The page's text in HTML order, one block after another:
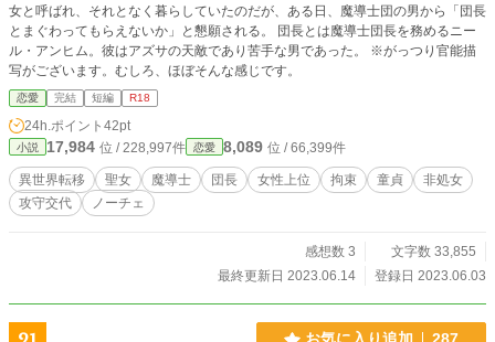
女と呼ばれ、それとなく暮らしていたのだが、ある日、魔導士団の男から「団長
とまぐわってもらえないか」と懇願される。 団長とは魔導士団長を務めるニー
ル・アンヒム。彼はアズサの天敵であり苦手な男であった。 ※がっつり官能描
写がございます。むしろ、ほぼそんな感じです。
恋愛 完結 短編 R18
24h.ポイント 42pt
小説 17,984 位 / 228,997件 恋愛 8,089 位 / 66,399件
異世界転移 聖女 魔導士 団長 女性上位 拘束 童貞
非処女
攻守交代
ノーチェ
感想数 3
文字数 33,855
最終更新日 2023.06.14
登録日 2023.06.03